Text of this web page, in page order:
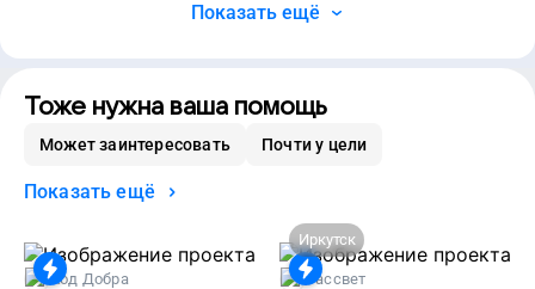
Показать ещё
Тоже нужна ваша помощь
Может заинтересовать Почти у цели
Показать ещё
Код Добра
Иркутск
Рассвет